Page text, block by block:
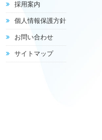
採用案内
個人情報保護方針
お問い合わせ
サイトマップ